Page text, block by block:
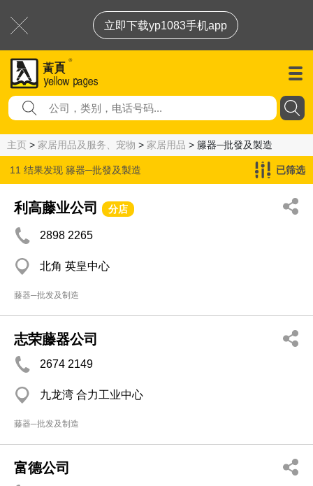
立即下载yp1083手机app
主页 > 家居用品及服务、宠物 > 家居用品 > 籐器─批發及製造
11 结果发现 籐器─批發及製造 已筛选
利高藤业公司 分店
2898 2265
北角 英皇中心
藤器─批发及制造
志荣藤器公司
2674 2149
九龙湾 合力工业中心
藤器─批发及制造
富德公司